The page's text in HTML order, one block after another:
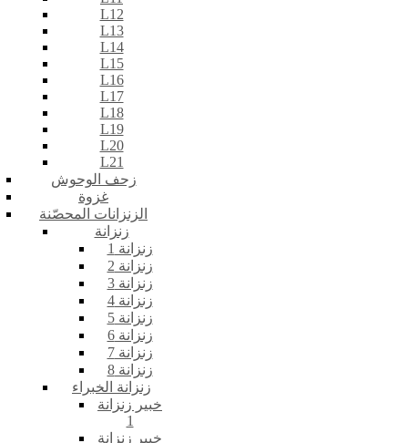
L12
L13
L14
L15
L16
L17
L18
L19
L20
L21
زحف الوحوش
غزوة
الزنزانات المحصّنة
زنزانة
زنزانة 1
زنزانة 2
زنزانة 3
زنزانة 4
زنزانة 5
زنزانة 6
زنزانة 7
زنزانة 8
زنزانة الخبراء
خبير زنزانة
1
خبير زنزانة